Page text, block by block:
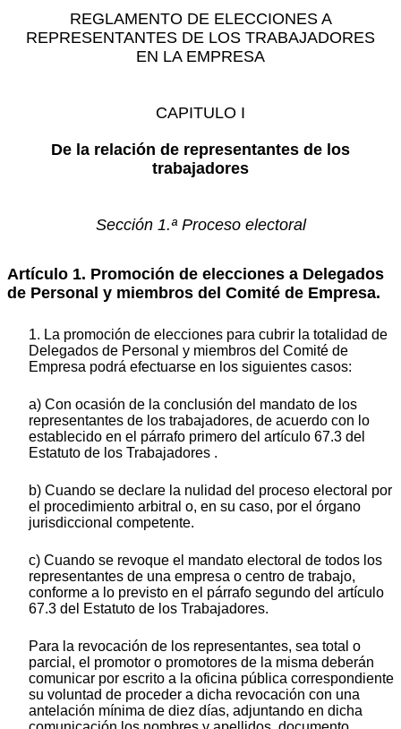
REGLAMENTO DE ELECCIONES A
REPRESENTANTES DE LOS TRABAJADORES
EN LA EMPRESA
CAPITULO I
De la relación de representantes de los
trabajadores
Sección 1.ª Proceso electoral
Artículo 1. Promoción de elecciones a Delegados
de Personal y miembros del Comité de Empresa.
1. La promoción de elecciones para cubrir la totalidad de
Delegados de Personal y miembros del Comité de
Empresa podrá efectuarse en los siguientes casos:
a) Con ocasión de la conclusión del mandato de los
representantes de los trabajadores, de acuerdo con lo
establecido en el párrafo primero del artículo 67.3 del
Estatuto de los Trabajadores .
b) Cuando se declare la nulidad del proceso electoral por
el procedimiento arbitral o, en su caso, por el órgano
jurisdiccional competente.
c) Cuando se revoque el mandato electoral de todos los
representantes de una empresa o centro de trabajo,
conforme a lo previsto en el párrafo segundo del artículo
67.3 del Estatuto de los Trabajadores.
Para la revocación de los representantes, sea total o
parcial, el promotor o promotores de la misma deberán
comunicar por escrito a la oficina pública correspondiente
su voluntad de proceder a dicha revocación con una
antelación mínima de diez días, adjuntando en dicha